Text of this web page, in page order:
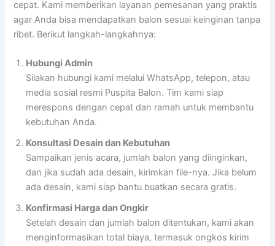
cepat. Kami memberikan layanan pemesanan yang praktis
agar Anda bisa mendapatkan balon sesuai keinginan tanpa
ribet. Berikut langkah-langkahnya:
Hubungi Admin
Silakan hubungi kami melalui WhatsApp, telepon, atau
media sosial resmi Puspita Balon. Tim kami siap
merespons dengan cepat dan ramah untuk membantu
kebutuhan Anda.
Konsultasi Desain dan Kebutuhan
Sampaikan jenis acara, jumlah balon yang diinginkan,
dan jika sudah ada desain, kirimkan file-nya. Jika belum
ada desain, kami siap bantu buatkan secara gratis.
Konfirmasi Harga dan Ongkir
Setelah desain dan jumlah balon ditentukan, kami akan
menginformasikan total biaya, termasuk ongkos kirim